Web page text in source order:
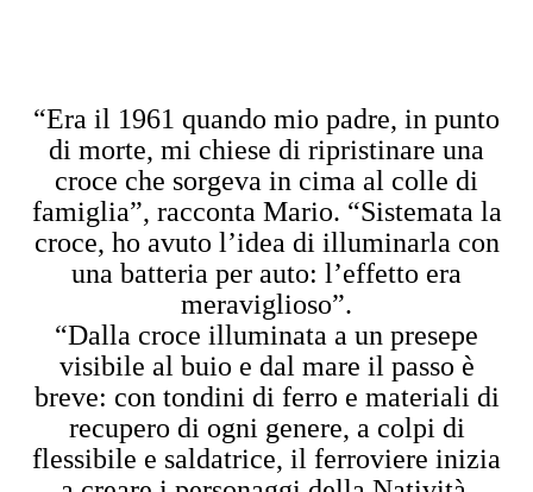
“Era il 1961 quando mio padre, in punto
di morte, mi chiese di ripristinare una
croce che sorgeva in cima al colle di
famiglia”, racconta Mario. “Sistemata la
croce, ho avuto l’idea di illuminarla con
una batteria per auto: l’effetto era
meraviglioso”.
“Dalla croce illuminata a un presepe
visibile al buio e dal mare il passo è
breve: con tondini di ferro e materiali di
recupero di ogni genere, a colpi di
flessibile e saldatrice, il ferroviere inizia